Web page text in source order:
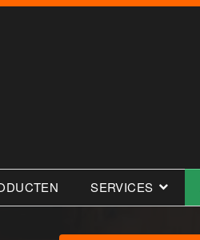
SERVICES